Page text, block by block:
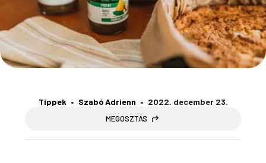
Tippek Szabó Adrienn 2022. december 23.
MEGOSZTÁS